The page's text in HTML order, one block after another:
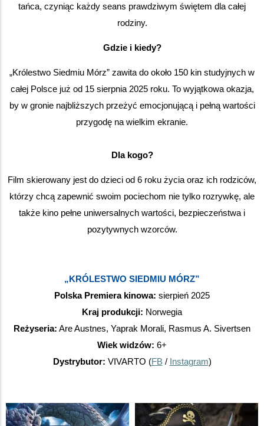
tańca, czyniąc każdy seans prawdziwym świętem dla całej
rodziny.
Gdzie i kiedy?
„Królestwo Siedmiu Mórz” zawita do około 150 kin studyjnych w
całej Polsce już od 15 sierpnia 2025 roku. To wyjątkowa okazja,
by w gronie najbliższych przeżyć emocjonującą i pełną wartości
przygodę na wielkim ekranie.
Dla kogo?
Film skierowany jest do dzieci od 6 roku życia oraz ich rodziców,
którzy chcą zapewnić swoim pociechom nie tylko rozrywkę, ale
także kino pełne uniwersalnych wartości, bezpieczeństwa i
pozytywnych wzorców.
„KRÓLESTWO SIEDMIU MÓRZ”
Polska Premiera kinowa: sierpień 2025
Kraj produkcji: Norwegia
Reżyseria: Are Austnes, Yaprak Morali, Rasmus A. Sivertsen
Wiek widzów: 6+
Dystrybutor: VIVARTO (FB / Instagram)